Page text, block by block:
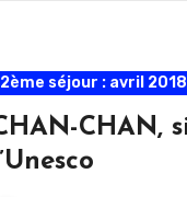
2ème séjour : avril 2018
CHAN,